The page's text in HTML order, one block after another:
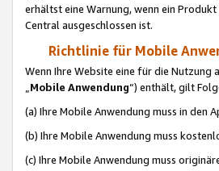
erhältst eine Warnung, wenn ein
Central ausgeschlossen ist.
Richtlinie für Mobile
Wenn Ihre Website eine für die
„Mobile Anwendung“) enthält, gilt
(a) Ihre Mobile Anwendung muss in
(b) Ihre Mobile Anwendung muss
(c) Ihre Mobile Anwendung muss